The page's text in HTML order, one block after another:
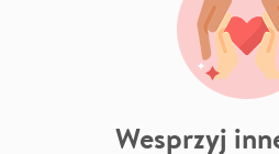
Wesprzyj